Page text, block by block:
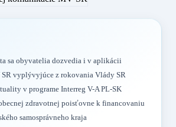
sa obyvatelia dozvedia i v aplikácii
vyplývyjúce z rokovania Vlády SR
v programe Interreg V-A PL-SK
zdravotnej poisťovne k financovaniu
samosprávneho kraja